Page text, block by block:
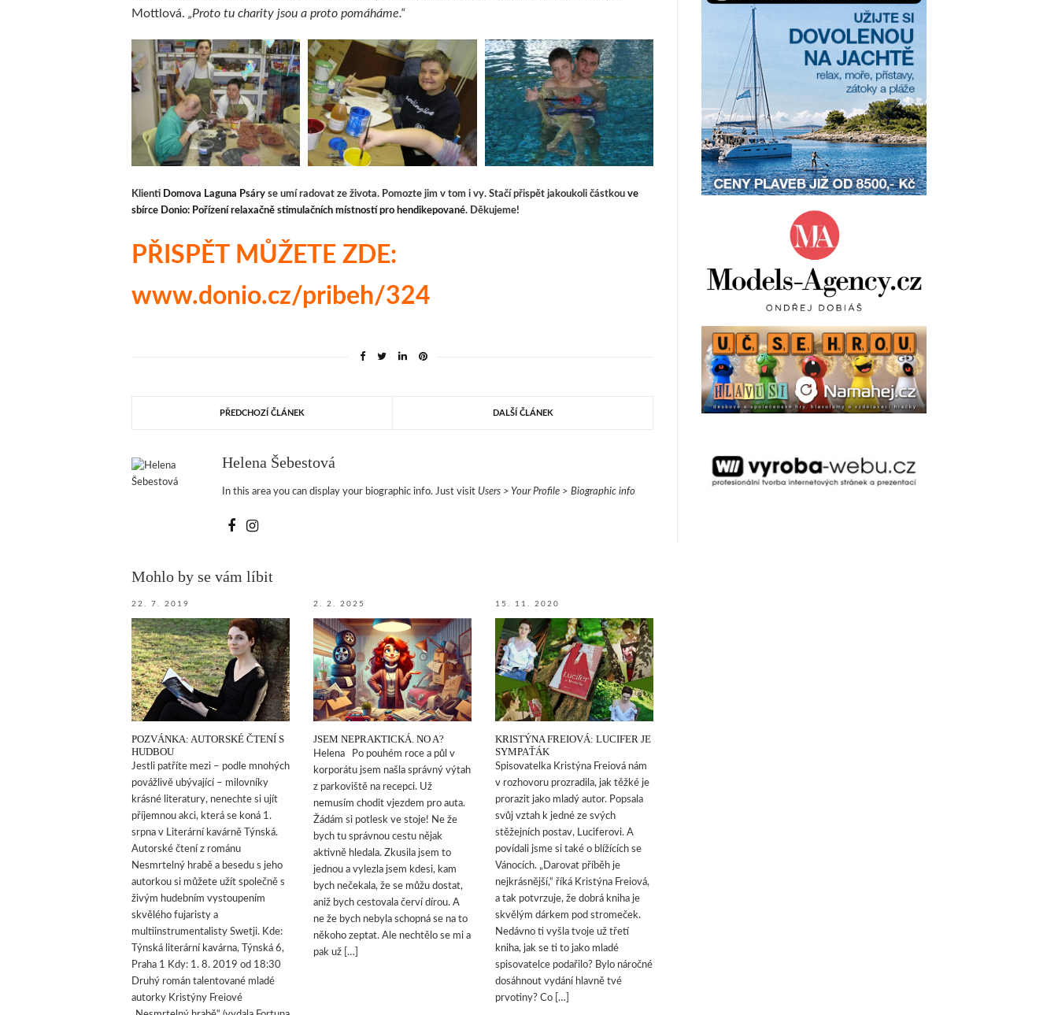
Mottlová. „Proto tu charity jsou a proto pomáháme.“
Klienti Domova Laguna Psáry se umí radovat ze života. Pomozte jim v tom i vy. Stačí přispět jakoukoli částkou ve
sbírce Donio: Pořízení relaxačně stimulačních místností pro hendikepované. Děkujeme!
PŘISPĚT MŮŽETE ZDE:
www.donio.cz/pribeh/324
PŘEDCHOZÍ ČLÁNEK DALŠÍ ČLÁNEK
Helena Šebestová
In this area you can display your biographic info. Just visit Users > Your Profile > Biographic info
Mohlo by se vám líbit
22. 7. 2019
POZVÁNKA: AUTORSKÉ ČTENÍ S
HUDBOU
Jestli patříte mezi – podle mnohých
povážlivě ubývající – milovníky
krásné literatury, nenechte si ujít
příjemnou akci, která se koná 1.
srpna v Literární kavárně Týnská.
Autorské čtení z románu
Nesmrtelný hrabě a besedu s jeho
autorkou si můžete užít společně s
živým hudebním vystoupením
skvělého fujaristy a
multiinstrumentalisty Swetji. Kde:
Týnská literární kavárna, Týnská 6,
Praha 1 Kdy: 1. 8. 2019 od 18:30
Druhý román talentované mladé
autorky Kristýny Freiové
2. 2. 2025
JSEM NEPRAKTICKÁ. NO A?
Helena Po pouhém roce a půl v
korporátu jsem našla správný výtah
z parkoviště na recepci. Už
nemusím chodit vjezdem pro auta.
Žádám si potlesk ve stoje! Ne že
bych tu správnou cestu nějak
aktivně hledala. Zkusila jsem to
jednou a vylezla jsem kdesi, kam
bych nečekala, že se můžu dostat,
aniž bych cestovala červí dírou. A
ne že bych nebyla schopná se na to
někoho zeptat. Ale nechtělo se mi a
pak už […]
15. 11. 2020
KRISTÝNA FREIOVÁ: LUCIFER JE
SYMPAŤÁK
Spisovatelka Kristýna Freiová nám
v rozhovoru prozradila, jak těžké je
prorazit jako mladý autor. Popsala
svůj vztah k jedné ze svých
stěžejních postav, Luciferovi. A
povídali jsme si také o blížících se
Vánocích. „Darovat příběh je
nejkrásnější,“ říká Kristýna Freiová,
a tak potvrzuje, že dobrá kniha je
skvělým dárkem pod stromeček.
Nedávno ti vyšla tvoje už třetí
kniha, jak se ti to jako mladé
spisovatelce podařilo? Bylo náročné
dosáhnout vydání hlavně tvé
prvotiny? Co […]